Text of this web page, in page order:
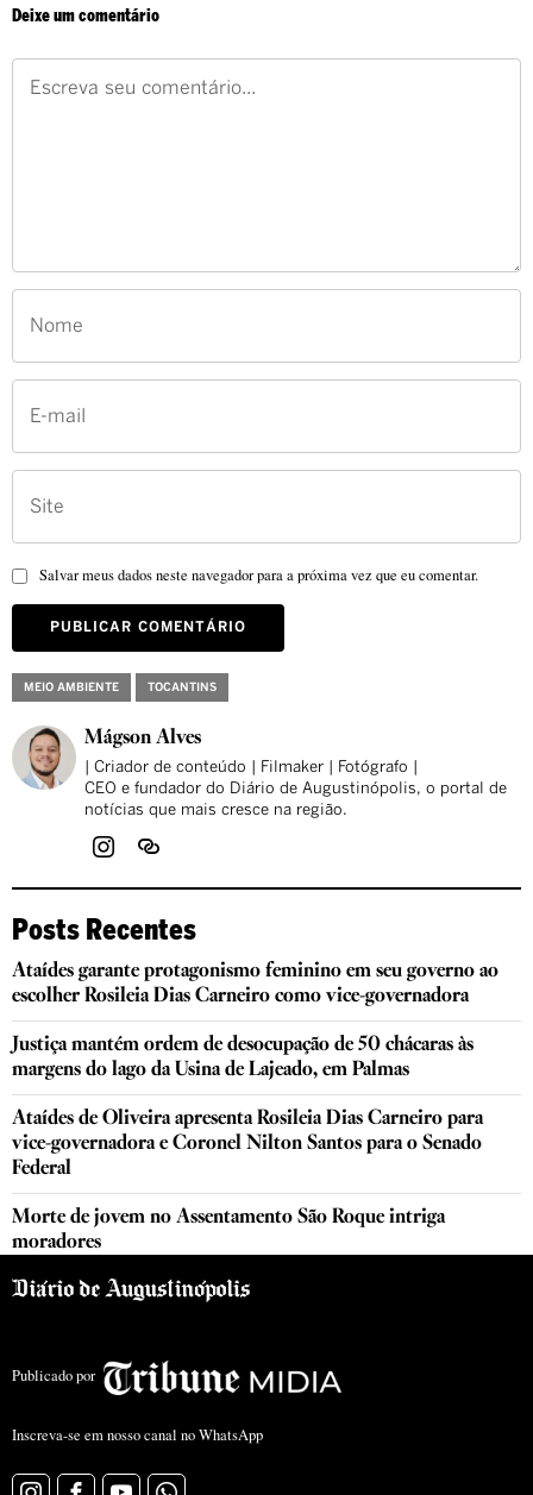
Deixe um comentário
Salvar meus dados neste navegador para a próxima vez que eu comentar.
MEIO AMBIENTE TOCANTINS
Mágson Alves
| Criador de conteúdo | Filmaker | Fotógrafo |
CEO e fundador do Diário de Augustinópolis, o portal de
notícias que mais cresce na região.
Posts Recentes
Ataídes garante protagonismo feminino em seu governo ao
escolher Rosileia Dias Carneiro como vice-governadora
Justiça mantém ordem de desocupação de 50 chácaras às
margens do lago da Usina de Lajeado, em Palmas
Ataídes de Oliveira apresenta Rosileia Dias Carneiro para
vice-governadora e Coronel Nilton Santos para o Senado
Federal
Morte de jovem no Assentamento São Roque intriga
moradores
Publicado por
Inscreva-se em nosso canal no WhatsApp